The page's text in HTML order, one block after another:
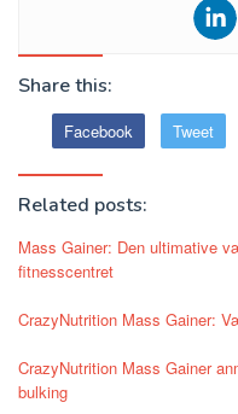
Share this:
Facebook Tweet
Related posts:
Mass Gainer: Den ultimative
fitnesscentret
CrazyNutrition Mass Gainer:
CrazyNutrition Mass Gainer
bulking